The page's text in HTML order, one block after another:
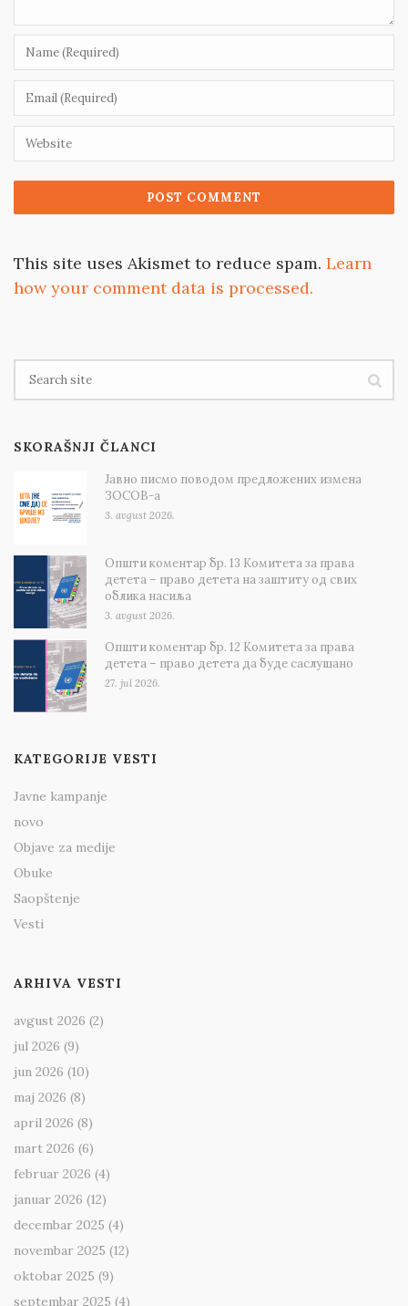
This site uses Akismet to reduce spam. Learn
how your comment data is processed.
SKORAŠNJI ČLANCI
Јавно писмо поводом предложених измена
ЗОСОВ-а
3. avgust 2026.
Општи коментар бр. 13 Комитета за права
детета – право детета на заштиту од свих
облика насиља
3. avgust 2026.
Општи коментар бр. 12 Комитета за права
детета – право детета да буде саслушано
27. jul 2026.
KATEGORIJE VESTI
Javne kampanje
novo
Objave za medije
Obuke
Saopštenje
Vesti
ARHIVA VESTI
avgust 2026 (2)
jul 2026 (9)
jun 2026 (10)
maj 2026 (8)
april 2026 (8)
mart 2026 (6)
februar 2026 (4)
januar 2026 (12)
decembar 2025 (4)
novembar 2025 (12)
oktobar 2025 (9)
septembar 2025 (4)